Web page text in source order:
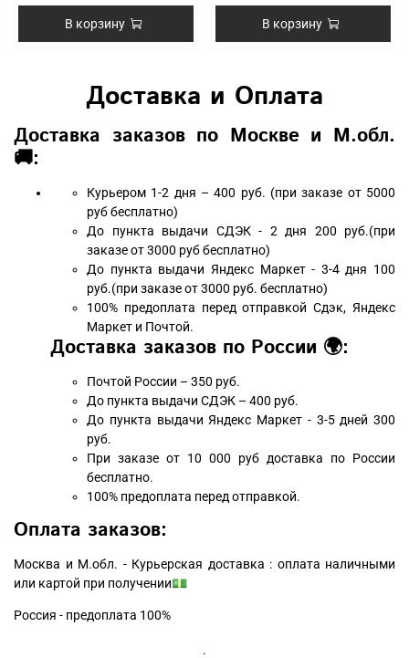
В корзину В корзину
Доставка и Оплата
Доставка заказов по Москве и М.обл.
🚚:
Курьером 1-2 дня – 400 руб. (при заказе от 5000
руб бесплатно)
До пункта выдачи СДЭК - 2 дня 200 руб.(при
заказе от 3000 руб бесплатно)
До пункта выдачи Яндекс Маркет - 3-4 дня 100
руб.(при заказе от 3000 руб. бесплатно)
100% предоплата перед отправкой Сдэк, Яндекс
Маркет и Почтой.
Доставка заказов по России 🌍:
Почтой России – 350 руб.
До пункта выдачи СДЭК – 400 руб.
До пункта выдачи Яндекс Маркет - 3-5 дней 300
руб.
При заказе от 10 000 руб доставка по России
бесплатно.
100% предоплата перед отправкой.
Оплата заказов:
Москва и М.обл. - Курьерская доставка : оплата наличными
или картой при получении💵
Россия - предоплата 100%
.